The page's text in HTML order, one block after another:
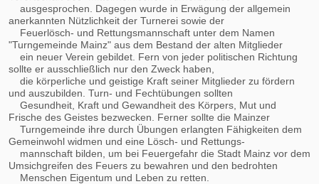
ausgesprochen. Dagegen wurde in Erwägung der allgemein
anerkannten Nützlichkeit der Turnerei sowie der
Feuerlösch- und Rettungsmannschaft unter dem Namen
"Turngemeinde Mainz" aus dem Bestand der alten Mitglieder
ein neuer Verein gebildet. Fern von jeder politischen Richtung
sollte er ausschließlich nur den Zweck haben,
die körperliche und geistige Kraft seiner Mitglieder zu fördern
und auszubilden. Turn- und Fechtübungen sollten
Gesundheit, Kraft und Gewandheit des Körpers, Mut und
Frische des Geistes bezwecken. Ferner sollte die Mainzer
Turngemeinde ihre durch Übungen erlangten Fähigkeiten dem
Gemeinwohl widmen und eine Lösch- und Rettungs-
mannschaft bilden, um bei Feuergefahr die Stadt Mainz vor dem
Umsichgreifen des Feuers zu bewahren und den bedrohten
Menschen Eigentum und Leben zu retten.